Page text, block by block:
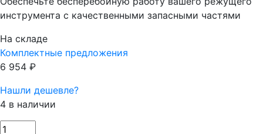
инструмента с качественными запасными частями
На складе
Комплектные предложения
6 954 ₽
Нашли дешевле?
4 в наличии
Количество